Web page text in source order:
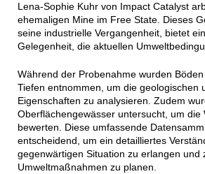
Lena-Sophie Kuhr von Impact Catalyst
ehemaligen Mine im Free State. Dieses
seine industrielle Vergangenheit, bietet
Gelegenheit, die aktuellen
Während der Probenahme wurden
Tiefen entnommen, um die geologischen
Eigenschaften zu analysieren. Zudem
Oberflächengewässer untersucht, um die
bewerten. Diese umfassende
entscheidend, um ein detailliertes
gegenwärtigen Situation zu erlangen und
Umweltmaßnahmen zu planen.